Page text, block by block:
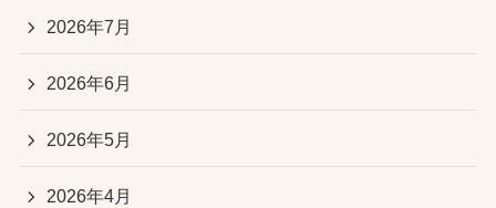
2026年7月
2026年6月
2026年5月
2026年4月